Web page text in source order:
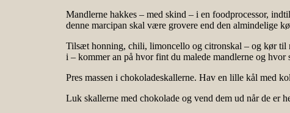
Mandlerne hakkes – med skind – i en foodprocessor,
denne marcipan skal være grovere end den almindelige
Tilsæt honning, chili, limoncello og citronskal – og kør til
i – kommer an på hvor fint du malede mandlerne og
Pres massen i chokoladeskallerne. Hav en lille kål med
Luk skallerne med chokolade og vend dem ud når de er